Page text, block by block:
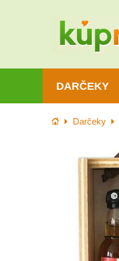
DARČEKY
Úvod Darčeky